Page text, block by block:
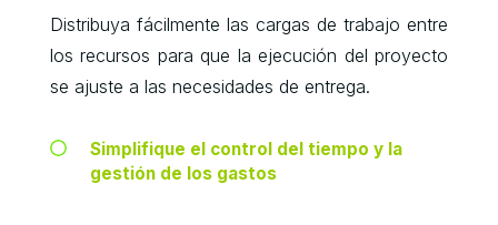
Distribuya fácilmente las cargas de trabajo entre
los recursos para que la ejecución del proyecto
se ajuste a las necesidades de entrega.
Simplifique el control del tiempo y la
gestión de los gastos